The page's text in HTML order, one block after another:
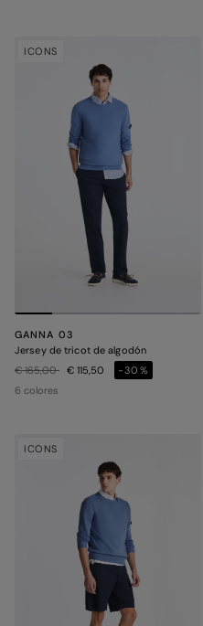
ICONS
GANNA 03
Jersey de tricot de algodón
Precio rebajado de
€ 165,00a € 115,50
-30%
6 colores
ICONS